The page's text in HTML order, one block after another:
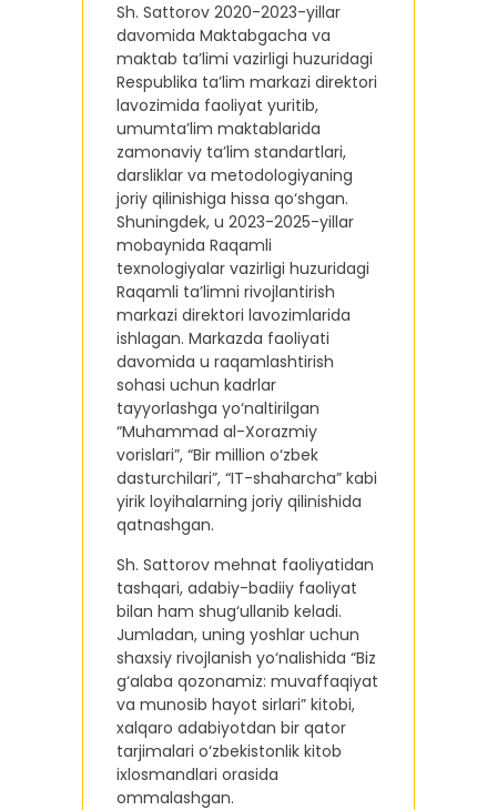
Sh. Sattorov 2020-2023-yillar
davomida Maktabgacha va
maktab ta’limi vazirligi huzuridagi
Respublika ta’lim markazi direktori
lavozimida faoliyat yuritib,
umumta’lim maktablarida
zamonaviy ta’lim standartlari,
darsliklar va metodologiyaning
joriy qilinishiga hissa qo‘shgan.
Shuningdek, u 2023-2025-yillar
mobaynida Raqamli
texnologiyalar vazirligi huzuridagi
Raqamli taʼlimni rivojlantirish
markazi direktori lavozimlarida
ishlagan. Markazda faoliyati
davomida u raqamlashtirish
sohasi uchun kadrlar
tayyorlashga yo‘naltirilgan
“Muhammad al-Xorazmiy
vorislari”, “Bir million o‘zbek
dasturchilari”, “IT-shaharcha” kabi
yirik loyihalarning joriy qilinishida
qatnashgan.
Sh. Sattorov mehnat faoliyatidan
tashqari, adabiy-badiiy faoliyat
bilan ham shug‘ullanib keladi.
Jumladan, uning yoshlar uchun
shaxsiy rivojlanish yo‘nalishida “Biz
g‘alaba qozonamiz: muvaffaqiyat
va munosib hayot sirlari” kitobi,
xalqaro adabiyotdan bir qator
tarjimalari o‘zbekistonlik kitob
ixlosmandlari orasida
ommalashgan.